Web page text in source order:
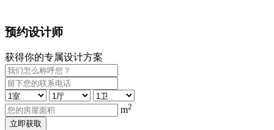
预约设计师
获得你的专属设计方案
m2
立即获取